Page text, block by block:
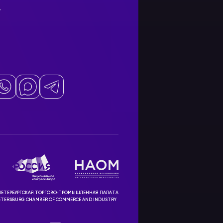
ТОРГОВО‑ПРОМЫШЛЕННАЯ ПАЛАТА
CHAMBER OF COMMERCE AND INDUSTRY